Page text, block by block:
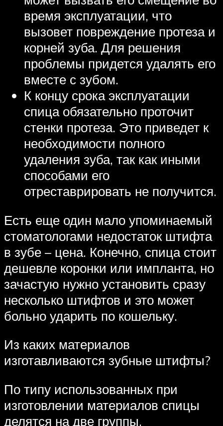
время эксплуатации, что
вызовет повреждение протеза и
корней зуба. Для решения
проблемы придется удалять его
вместе с зубом.
К концу срока эксплуатации
спица обязательно проточит
стенки протеза. Это приведет к
необходимости полного
удаления зуба, так как иными
способами его
отреставрировать не получится.
Есть еще один мало упоминаемый
стоматологами недостаток штифта
в зубе – цена. Конечно, спица стоит
дешевле коронки или импланта, но
зачастую нужно установить сразу
несколько штифтов и это может
больно ударить по кошельку.
Из каких материалов
изготавливаются зубные штифты?
По типу использованных при
изготовлении материалов спицы
делятся на две группы.